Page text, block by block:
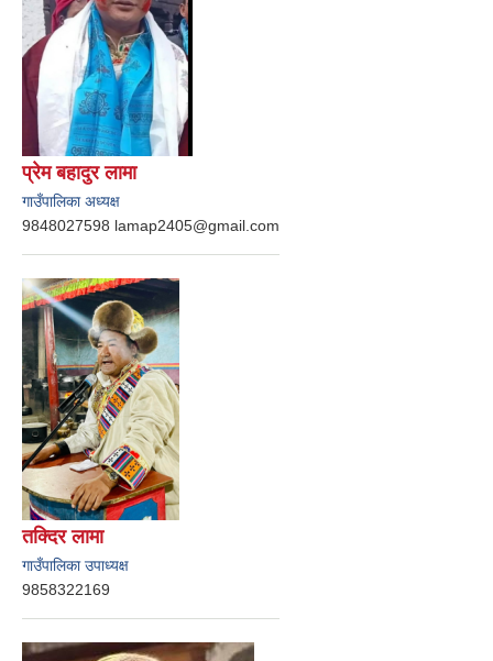
प्रेम बहादुर लामा
गाउँपालिका अध्यक्ष
9848027598 lamap2405@gmail.com
तक्दिर लामा
गाउँपालिका उपाध्यक्ष
9858322169